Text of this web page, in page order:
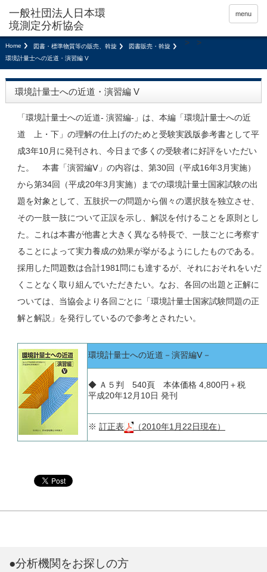
menu
Home 図書・標準物質等の販売、斡旋 >
図書販売・斡旋 >
環境計量士への近道・演習編 V
環境計量士への近道・演習編 V
「環境計量士への近道- 演習編-」は、本編「環境計量士への近
道 上・下」の理解の仕上げのためと受験実践版参考書として平
成3年10月に発刊され、今日まで多くの受験者に好評をいただい
た。 本書「演習編Ⅴ」の内容は、第30回（平成16年3月実施）
から第34回（平成20年3月実施）までの環境計量士国家試験の出
題を対象として、五肢択一の問題から個々の選択肢を独立させ、
その一肢一肢について正誤を示し、解説を付けることを原則とし
た。これは本書が他書と大きく異なる特長で、一肢ごとに考察す
ることによって実力養成の効果が挙がるようにしたものである。
採用した問題数は合計1981問にも達するが、それにおそれをいだ
くことなく取り組んでいただきたい。なお、各回の出題と正解に
ついては、当協会より各回ごとに「環境計量士国家試験問題の正
解と解説」を発行しているので参考とされたい。
環境計量士への近道－演習編Ⅴ－
◆ Ａ５判 540頁 本体価格 4,800円＋税
平成20年12月10日 発刊
※ 訂正表 （2010年1月22日現在）
●分析機関をお探しの方